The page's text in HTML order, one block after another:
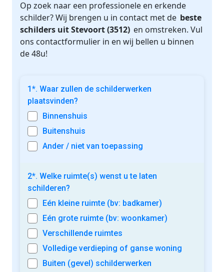
Op zoek naar een professionele en erkende
schilder? Wij brengen u in contact met de beste
schilders uit Stevoort (3512) en omstreken. Vul
ons contactformulier in en wij bellen u binnen
de 48u!
1*. Waar zullen de schilderwerken
plaatsvinden?
Binnenshuis
Buitenshuis
Ander / niet van toepassing
2*. Welke ruimte(s) wenst u te laten
schilderen?
Eén kleine ruimte (bv: badkamer)
Eén grote ruimte (bv: woonkamer)
Verschillende ruimtes
Volledige verdieping of ganse woning
Buiten (gevel) schilderwerken